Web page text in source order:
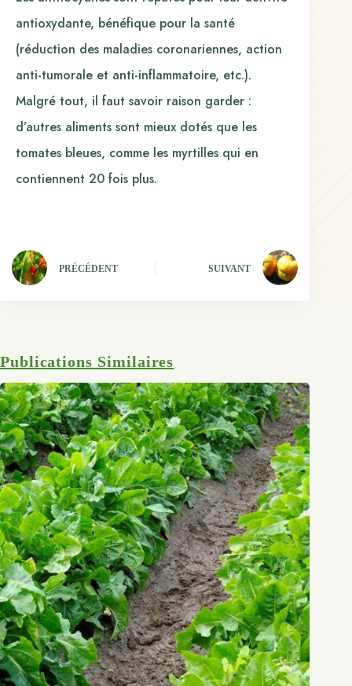
antioxydante, bénéfique pour la santé
(réduction des maladies coronariennes, action
anti-tumorale et anti-inflammatoire, etc.).
Malgré tout, il faut savoir raison garder :
d’autres aliments sont mieux dotés que les
tomates bleues, comme les myrtilles qui en
contiennent 20 fois plus.
PRÉCÉDENT SUIVANT
Publications Similaires